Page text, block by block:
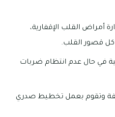
أمراض القلب الإقفارية،
قصور القلب.
في حال عدم انتظام ضربات
وتقوم بعمل تخطيط صدري